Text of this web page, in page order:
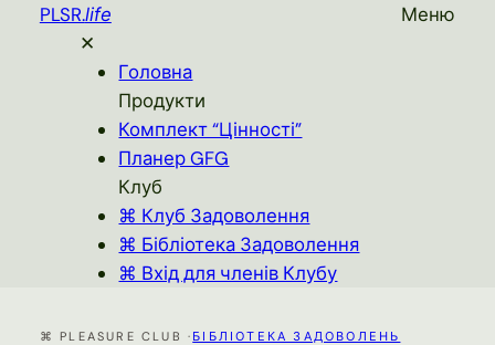
PLSR.life
Меню
✕
Головна
Продукти
Комплект “Цінності”
Планер GFG
Клуб
⌘ Клуб Задоволення
⌘ Бібліотека Задоволення
⌘ Вхід для членів Клубу
⌘ PLEASURE CLUB · БІБЛІОТЕКА ЗАДОВОЛЕНЬ